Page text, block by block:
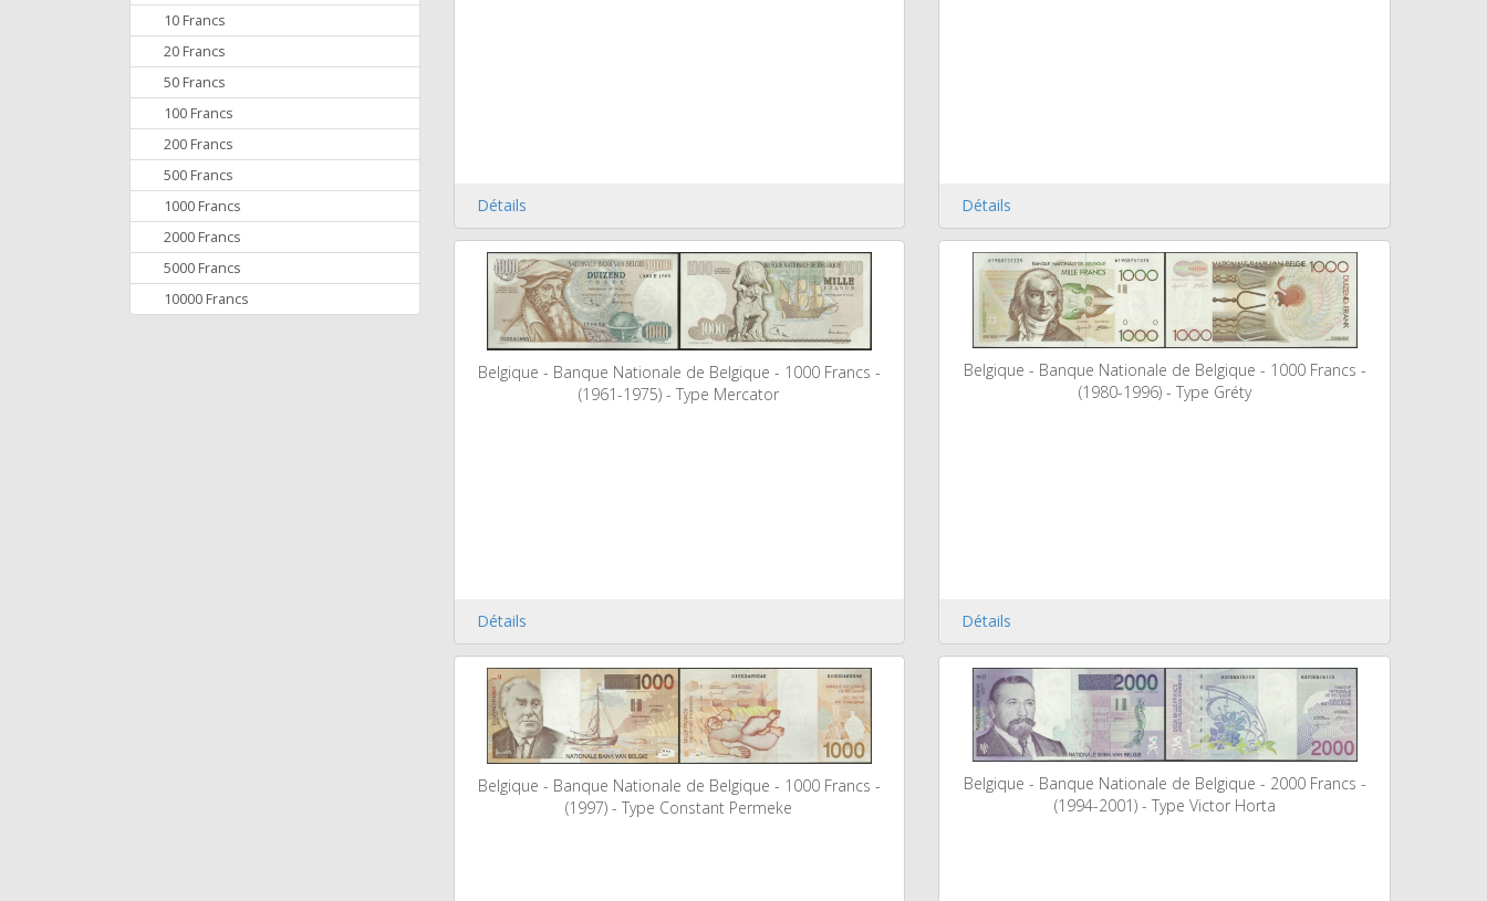
10 Francs
20 Francs
50 Francs
100 Francs
200 Francs
500 Francs
1000 Francs
2000 Francs
5000 Francs
10000 Francs
Détails Détails
Belgique - Banque Nationale de Belgique - 1000 Francs -
(1961-1975) - Type Mercator
Détails
Belgique - Banque Nationale de Belgique - 1000 Francs -
(1980-1996) - Type Gréty
Détails
Belgique - Banque Nationale de Belgique - 1000 Francs -
(1997) - Type Constant Permeke
Belgique - Banque Nationale de Belgique - 2000 Francs -
(1994-2001) - Type Victor Horta